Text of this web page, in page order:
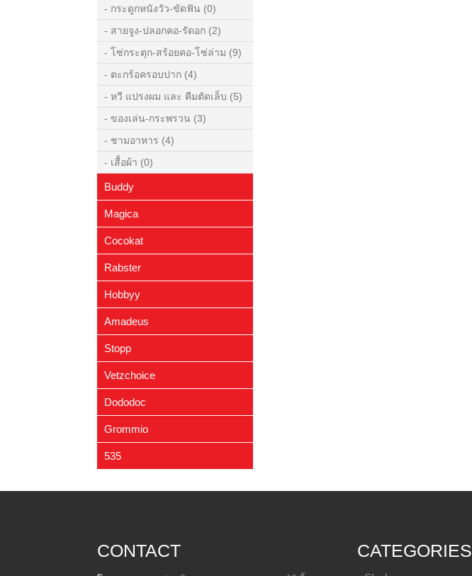
- กระดูกหนังวัว-ขัดฟัน (0)
- สายจูง-ปลอกคอ-รัดอก (2)
- โซ่กระตุก-สร้อยคอ-โซ่ล่าม (9)
- ตะกร้อครอบปาก (4)
- หวี แปรงผม และ คีมตัดเล็บ (5)
- ของเล่น-กระพรวน (3)
- ชามอาหาร (4)
- เสื้อผ้า (0)
Buddy
- สุนัข(7)
Magica
Cocokat
- ขนมแมว
- อาหารแทนนม(1)
เล็บ(2)
Rabster
Hobbyy
Amadeus
Stopp
Vetzchoice
Dododoc
Grommio
535
CONTACT CATEGORIES